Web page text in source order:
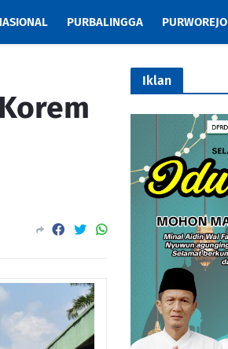
PURBALINGGA PURWOREJO
Iklan